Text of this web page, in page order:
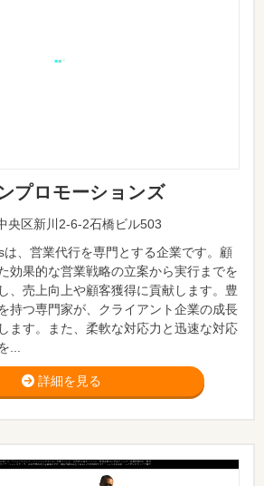
プロモーションズ
央区新川2-6-2石橋ビル503
、営業代行を専門とする企業です。顧
効果的な営業戦略の立案から実行までを
、売上向上や顧客獲得に貢献します。豊
持つ専門家が、クライアント企業の成長
ます。また、柔軟な対応力と迅速な対応
...
詳細を見る